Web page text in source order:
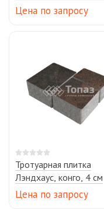
Цена по запросу
Тротуарная плитка
Лэндхаус, конго, 4 см
Цена по запросу